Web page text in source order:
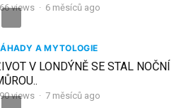
views · 6 měsíců ago
A MYTOLOGIE
V LONDÝNĚ SE STAL NOČNÍ
views · 7 měsíců ago